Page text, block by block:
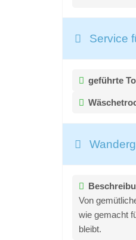
Service
geführte
Von
wie gemacht
bleibt.